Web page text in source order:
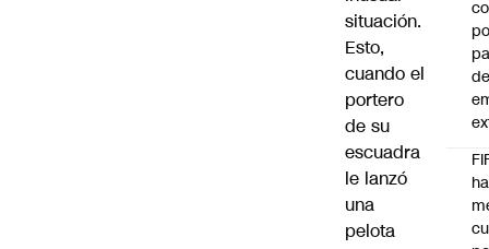
situación.
Esto,
cuando el
portero
de su
escuadra
le lanzó
una
pelota
de